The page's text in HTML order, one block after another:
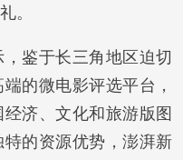
。
鉴于长三角地区迫切
的微电影评选平台，
济、文化和旅游版图
的资源优势，澎湃新